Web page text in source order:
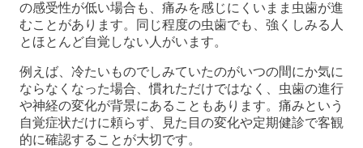
の感受性が低い場合も、痛みを感じにくいまま虫歯が進
むことがあります。同じ程度の虫歯でも、強くしみる人
とほとんど自覚しない人がいます。
例えば、冷たいものでしみていたのがいつの間にか気に
ならなくなった場合、慣れただけではなく、虫歯の進行
や神経の変化が背景にあることもあります。痛みという
自覚症状だけに頼らず、見た目の変化や定期健診で客観
的に確認することが大切です。